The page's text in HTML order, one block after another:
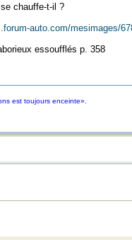
chauffe-t-il ?
auto.com/mesimages/
essoufflés p. 358
est toujours enceinte».